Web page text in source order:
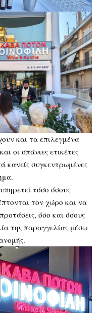
και τα επιλεγμένα
οι σπάνιες ετικέτες
κανείς συγκεντρωμένες
τόσο όσους
τον χώρο και να
όσο και όσους
της παραγγελίας μέσω